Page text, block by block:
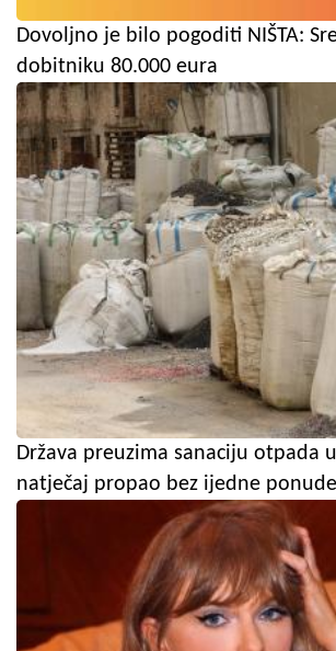
Dovoljno je bilo pogoditi NIŠTA:
dobitniku 80.000 eura
Država preuzima sanaciju otpada
natječaj propao bez ijedne ponude